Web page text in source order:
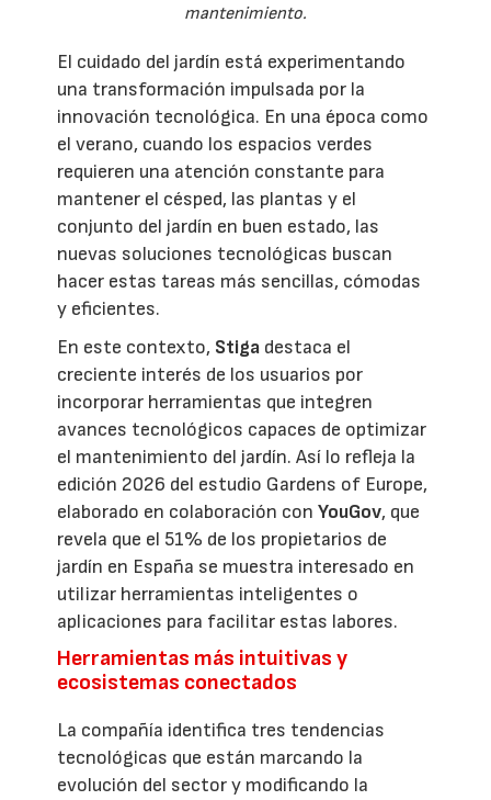
mantenimiento.
El cuidado del jardín está experimentando
una transformación impulsada por la
innovación tecnológica. En una época como
el verano, cuando los espacios verdes
requieren una atención constante para
mantener el césped, las plantas y el
conjunto del jardín en buen estado, las
nuevas soluciones tecnológicas buscan
hacer estas tareas más sencillas, cómodas
y eficientes.
En este contexto, Stiga destaca el
creciente interés de los usuarios por
incorporar herramientas que integren
avances tecnológicos capaces de optimizar
el mantenimiento del jardín. Así lo refleja la
edición 2026 del estudio Gardens of Europe,
elaborado en colaboración conYouGov, que
revela que el 51% de los propietarios de
jardín en España se muestra interesado en
utilizar herramientas inteligentes o
aplicaciones para facilitar estas labores.
Herramientas más intuitivas y
ecosistemas conectados
La compañía identifica tres tendencias
tecnológicas que están marcando la
evolución del sector y modificando la